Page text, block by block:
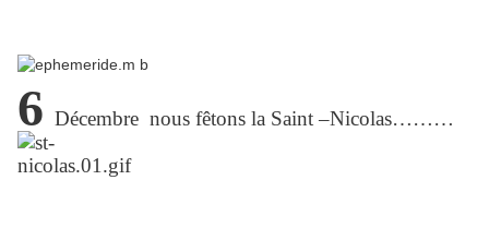
6 Décembre nous fêtons la Saint –Nicolas………